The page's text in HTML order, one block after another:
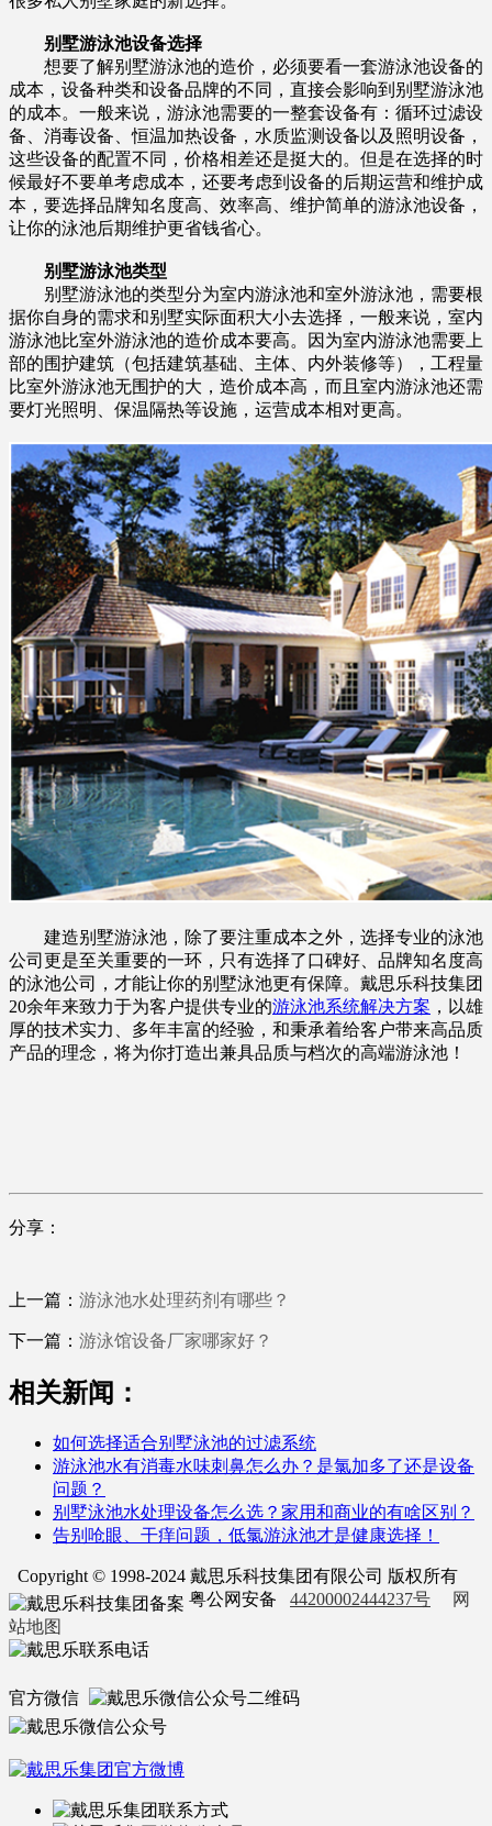
别墅游泳池设备选择
想要了解别墅游泳池的造价，必须要看一套游泳池设备的
成本，设备种类和设备品牌的不同，直接会影响到别墅游泳池
的成本。一般来说，游泳池需要的一整套设备有：循环过滤设
备、消毒设备、恒温加热设备，水质监测设备以及照明设备，
这些设备的配置不同，价格相差还是挺大的。但是在选择的时
候最好不要单考虑成本，还要考虑到设备的后期运营和维护成
本，要选择品牌知名度高、效率高、维护简单的游泳池设备，
让你的泳池后期维护更省钱省心。
别墅游泳池类型
别墅游泳池的类型分为室内游泳池和室外游泳池，需要根
据你自身的需求和别墅实际面积大小去选择，一般来说，室内
游泳池比室外游泳池的造价成本要高。因为室内游泳池需要上
部的围护建筑（包括建筑基础、主体、内外装修等），工程量
比室外游泳池无围护的大，造价成本高，而且室内游泳池还需
要灯光照明、保温隔热等设施，运营成本相对更高。
建造别墅游泳池，除了要注重成本之外，选择专业的泳池
公司更是至关重要的一环，只有选择了口碑好、品牌知名度高
的泳池公司，才能让你的别墅泳池更有保障。戴思乐科技集团
20余年来致力于为客户提供专业的游泳池系统解决方案 ，以雄
厚的技术实力、多年丰富的经验，和秉承着给客户带来高品质
产品的理念，将为你打造出兼具品质与档次的高端游泳池！
分享：
上一篇： 游泳池水处理药剂有哪些？
下一篇： 游泳馆设备厂家哪家好？
相关新闻：
如何选择适合别墅泳池的过滤系统
游泳池水有消毒水味刺鼻怎么办？是氯加多了还是设备
问题？
别墅泳池水处理设备怎么选？家用和商业的有啥区别？
告别呛眼、干痒问题，低氯游泳池才是健康选择！
Copyright © 1998-2024 戴思乐科技集团有限公司 版权所有
粤公网安备 44200002444237号
网
站地图
官方微信